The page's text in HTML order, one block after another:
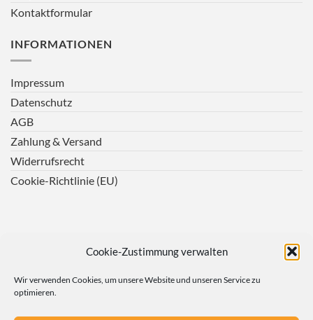
Cookie-Zustimmung verwalten
Wir verwenden Cookies, um unsere Website und unseren Service zu
optimieren.
Kontaktformular
INFORMATIONEN
Impressum
Datenschutz
AGB
Zahlung & Versand
Widerrufsrecht
Cookie-Richtlinie (EU)